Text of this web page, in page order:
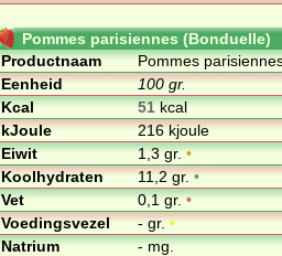
Pommes parisiennes (Bonduelle)
Productnaam
Pommes
Eenheid
100 gr.
Kcal
51kcal
kJoule
216 kjoule
Eiwit
1,3 gr.•
Koolhydraten
11,2 gr.•
Vet
0,1 gr.•
Voedingsvezel
- gr.•
Natrium
- mg.